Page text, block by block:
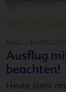
BLOG >
Ausflug
beachten!
Heute steht